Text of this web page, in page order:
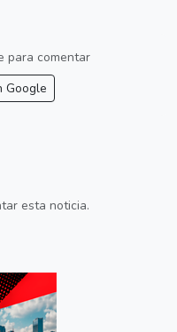
para comentar
Google
esta noticia.